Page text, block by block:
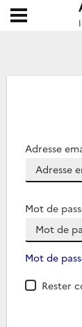
Ouvrir le
Adresse
Mot de
Mot de
Rester